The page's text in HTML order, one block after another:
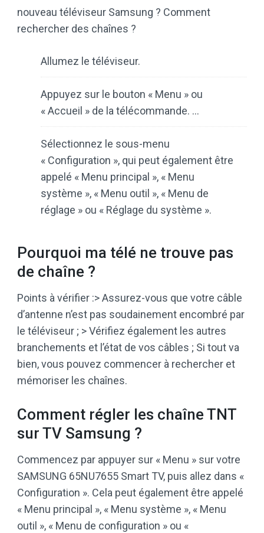
nouveau téléviseur Samsung ? Comment
rechercher des chaînes ?
Allumez le téléviseur.
Appuyez sur le bouton « Menu » ou
« Accueil » de la télécommande. …
Sélectionnez le sous-menu
« Configuration », qui peut également être
appelé « Menu principal », « Menu
système », « Menu outil », « Menu de
réglage » ou « Réglage du système ».
Pourquoi ma télé ne trouve pas
de chaîne ?
Points à vérifier :> Assurez-vous que votre câble
d’antenne n’est pas soudainement encombré par
le téléviseur ; > Vérifiez également les autres
branchements et l’état de vos câbles ; Si tout va
bien, vous pouvez commencer à rechercher et
mémoriser les chaînes.
Comment régler les chaîne TNT
sur TV Samsung ?
Commencez par appuyer sur « Menu » sur votre
SAMSUNG 65NU7655 Smart TV, puis allez dans «
Configuration ». Cela peut également être appelé
« Menu principal », « Menu système », « Menu
outil », « Menu de configuration » ou «